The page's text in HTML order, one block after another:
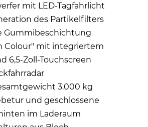
mit LED-Tagfahrlicht
des Partikelfilters
Gummibeschichtung
Colour" mit integriertem
6,5-Zoll-Touchscreen
3.000 kg
und geschlossene
im Laderaum